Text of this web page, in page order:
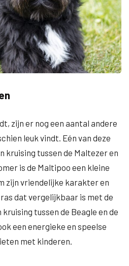
zijn er nog een aantal andere
leuk vindt. Eén van deze
kruising tussen de Maltezer en
is de Maltipoo een kleine
zijn vriendelijke karakter en
dat vergelijkbaar is met de
kruising tussen de Beagle en de
een energieke en speelse
met kinderen.